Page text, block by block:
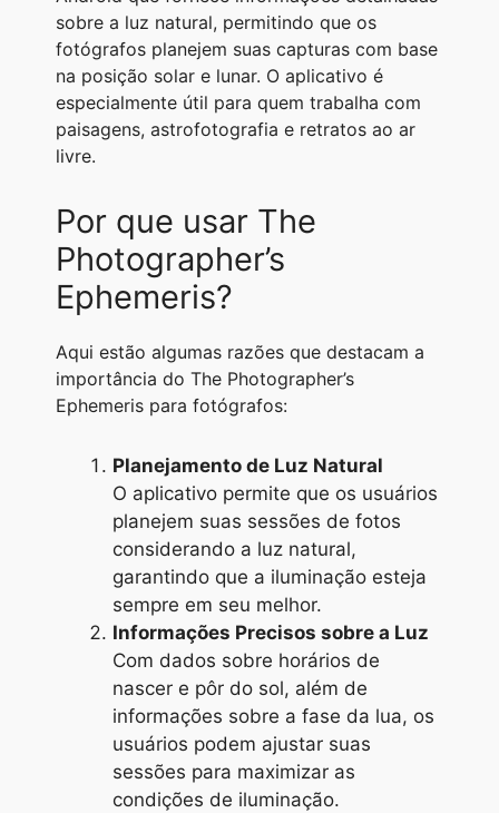
sobre a luz natural, permitindo que os
fotógrafos planejem suas capturas com base
na posição solar e lunar. O aplicativo é
especialmente útil para quem trabalha com
paisagens, astrofotografia e retratos ao ar
livre.
Por que usar The
Photographer’s
Ephemeris?
Aqui estão algumas razões que destacam a
importância do The Photographer’s
Ephemeris para fotógrafos:
Planejamento de Luz Natural
O aplicativo permite que os usuários
planejem suas sessões de fotos
considerando a luz natural,
garantindo que a iluminação esteja
sempre em seu melhor.
Informações Precisos sobre a Luz
Com dados sobre horários de
nascer e pôr do sol, além de
informações sobre a fase da lua, os
usuários podem ajustar suas
sessões para maximizar as
condições de iluminação.